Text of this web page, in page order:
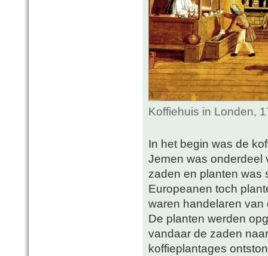
Koffiehuis in Londen,
In het begin was de
Jemen was onderdeel
zaden en planten was
Europeanen toch
waren handelaren van
De planten werden
vandaar de zaden
koffieplantages